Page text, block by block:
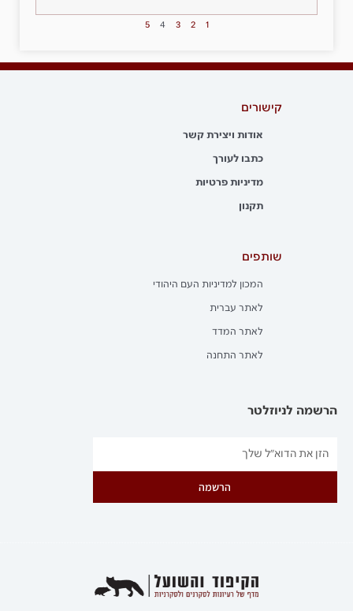
1
2
3
4
5
קישורים
אודות ויצירת קשר
כתבו לעורך
מדיניות פרטיות
תקנון
שותפים
המכון למדיניות העם היהודי
לאתר עברית
לאתר המדד
לאתר התחנה
הרשמה לניוזלטר
הרשמה